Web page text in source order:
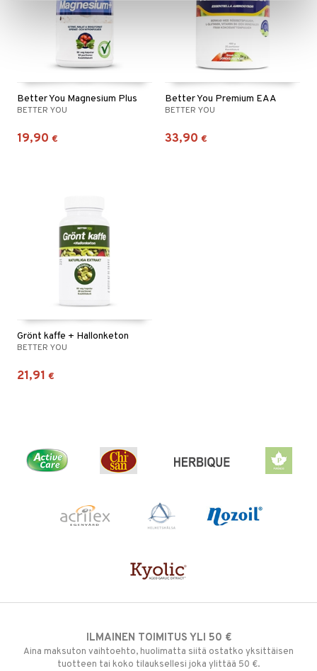
Better You Magnesium Plus
BETTER YOU
19,90 €
Better You Premium EAA
BETTER YOU
33,90 €
Grönt kaffe + Hallonketon
BETTER YOU
21,91 €
ILMAINEN TOIMITUS YLI 50 €
Aina maksuton vaihtoehto, huolimatta siitä ostatko yksittäisen
tuotteen tai koko tilauksellesi joka ylittää 50 €.